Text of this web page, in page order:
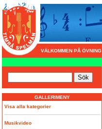
VÄLKOMMEN PÅ ÖVNING
GALLERIMENY
Visa alla kategorier
Musikvideo